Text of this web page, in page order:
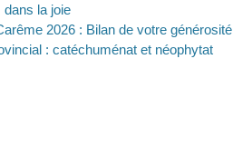
dans la joie
2026 : Bilan de votre générosité
: catéchuménat et néophytat